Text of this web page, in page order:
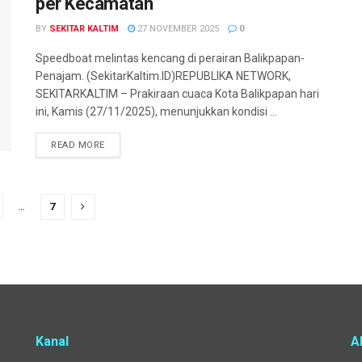
BY SEKITAR KALTIM 27 NOVEMBER 2025 0
Speedboat melintas kencang di perairan Balikpapan-
Penajam. (SekitarKaltim.ID)REPUBLIKA NETWORK,
SEKITARKALTIM – Prakiraan cuaca Kota Balikpapan hari
ini, Kamis (27/11/2025), menunjukkan kondisi ...
READ MORE
7
Kanal